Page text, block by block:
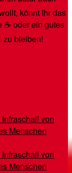
könnt Ihr das
oder ein gutes
zu bleiben!
von
Menschen
von
Menschen